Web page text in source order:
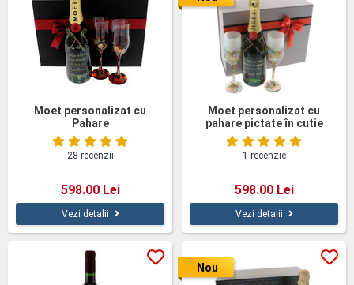
Moet personalizat cu
Pahare
28 recenzii
598.00 Lei
Vezi detalii
Moet personalizat cu
pahare pictate în cutie
cadou
1 recenzie
598.00 Lei
Vezi detalii
Nou